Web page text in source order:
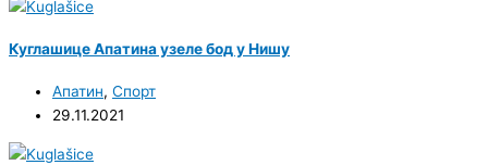
Куглашице Апатина узеле бод у Нишу
Апатин, Спорт
29.11.2021